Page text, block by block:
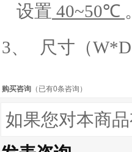
设置 40~50℃
3、
尺寸（
购买咨询 （已有0条咨询）
如果您对本商